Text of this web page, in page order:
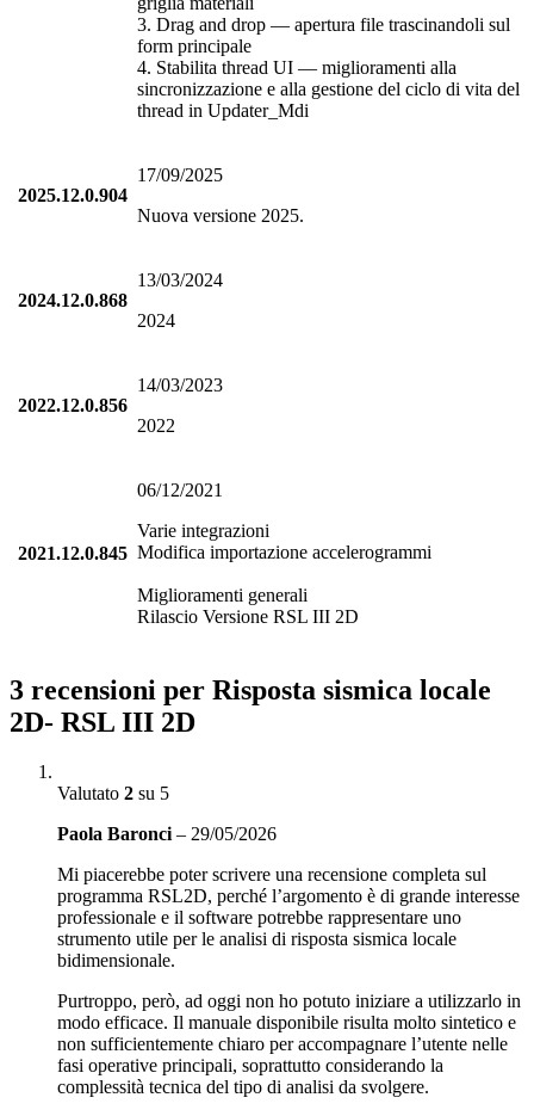
3. Drag and drop — apertura file trascinandoli sul
form principale
4. Stabilita thread UI — miglioramenti alla
sincronizzazione e alla gestione del ciclo di vita del
thread in Updater_Mdi
2025.12.0.904
17/09/2025
Nuova versione 2025.
2024.12.0.868
13/03/2024
2024
2022.12.0.856
14/03/2023
2022
2021.12.0.845
06/12/2021
Varie integrazioni
Modifica importazione accelerogrammi
Miglioramenti generali
Rilascio Versione RSL III 2D
3 recensioni per Risposta sismica locale
2D- RSL III 2D
Valutato 2 su 5
Paola Baronci– 29/05/2026
Mi piacerebbe poter scrivere una recensione completa sul
programma RSL2D, perché l’argomento è di grande interesse
professionale e il software potrebbe rappresentare uno
strumento utile per le analisi di risposta sismica locale
bidimensionale.
Purtroppo, però, ad oggi non ho potuto iniziare a utilizzarlo in
modo efficace. Il manuale disponibile risulta molto sintetico e
non sufficientemente chiaro per accompagnare l’utente nelle
fasi operative principali, soprattutto considerando la
complessità tecnica del tipo di analisi da svolgere.